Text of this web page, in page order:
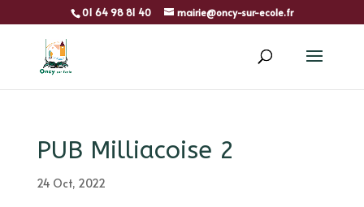
01 64 98 81 40 mairie@oncy-sur-ecole.fr
PUB Milliacoise 2
24 Oct, 2022